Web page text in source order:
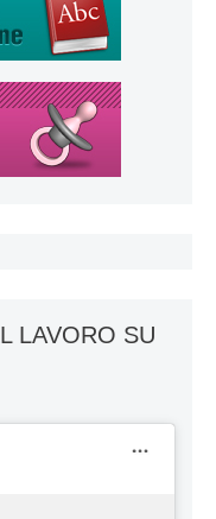
LAVORO SU